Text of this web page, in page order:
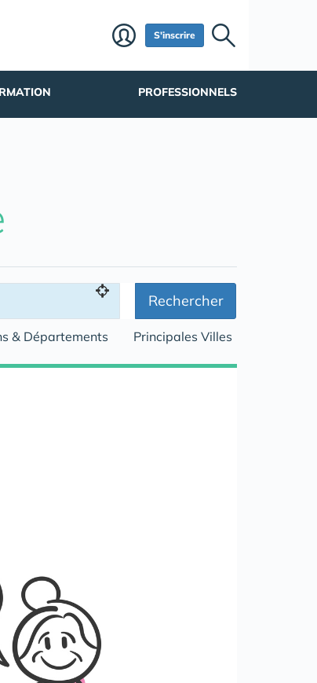
S'inscrire
PROFESSIONNELS
Rechercher
& Départements Principales Villes